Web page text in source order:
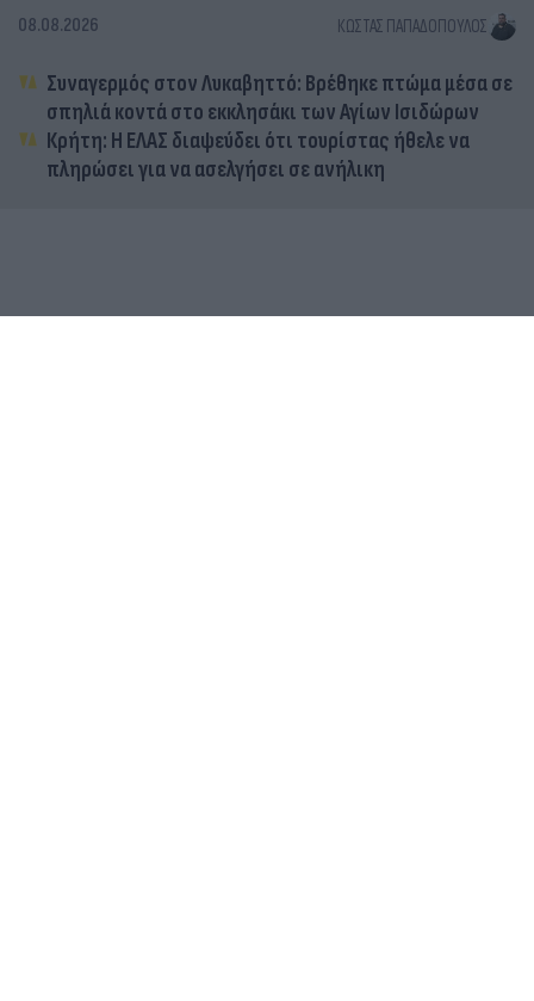
08.08.2026 ΚΏΣΤΑΣ ΠΑΠΑΔΌΠΟΥΛΟΣ
Συναγερμός στον Λυκαβηττό: Βρέθηκε πτώμα μέσα σε
σπηλιά κοντά στο εκκλησάκι των Αγίων Ισιδώρων
Κρήτη: Η ΕΛΑΣ διαψεύδει ότι τουρίστας ήθελε να
πληρώσει για να ασελγήσει σε ανήλικη